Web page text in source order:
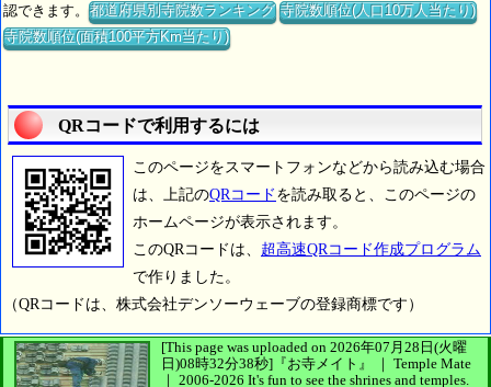
認できます。都道府県別寺院数ランキング 寺院数順位(人口10万人当たり)
寺院数順位(面積100平方Km当たり)
QRコードで利用するには
このページをスマートフォンなどから読み込む場合
は、上記のQRコード を読み取ると、このページの
ホームページが表示されます。
このQRコードは、 超高速QRコード作成プログラム
で作りました。
（QRコードは、株式会社デンソーウェーブの登録商標です）
[This page was uploaded on 2026年07月28日(火曜
日)08時32分38秒] 『お寺メイト』 ｜ Temple Mate
｜ 2006-2026 It's fun to see the shrines and temples.